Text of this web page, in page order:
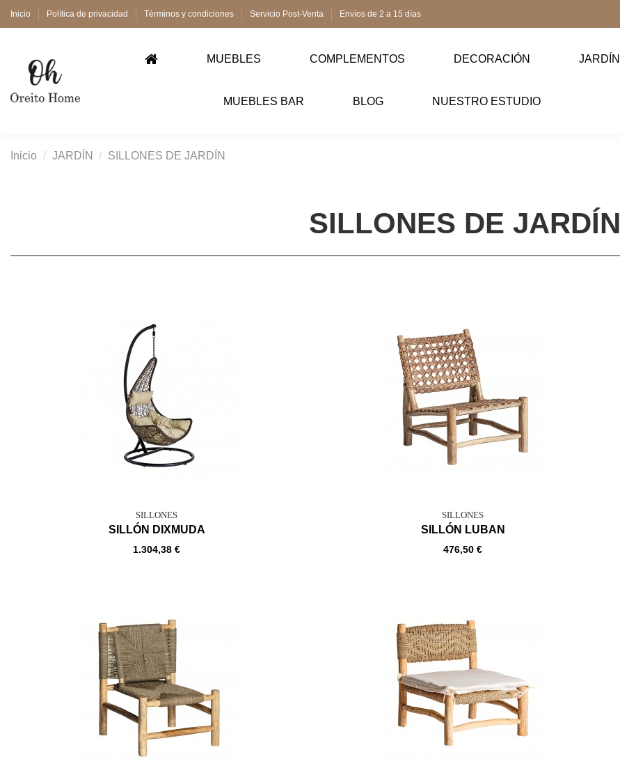
Inicio Política de privacidad Términos y condiciones Servicio Post-Venta Envíos de 2 a 15 días
MUEBLES COMPLEMENTOS DECORACIÓN JARDÍN
MUEBLES BAR BLOG NUESTRO ESTUDIO
Inicio JARDÍN SILLONES DE JARDÍN
SILLONES DE JARDÍN
SILLONES
SILLÓN DIXMUDA
1.304,38 €
SILLONES
SILLÓN LUBAN
476,50 €